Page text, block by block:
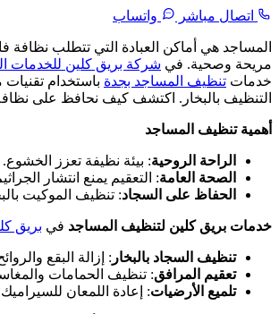
اتصال مباشر واتساب
المساجد هي أماكن العبادة التي تتطلب نظافة
مريحة وصحية. في شركة بريق كلين للخدمات
خدمات تنظيف المساجد بجدة باستخدام
التنظيف بالبخار. اكتشف كيف نحافظ على
أهمية تنظيف المساجد
الراحة الروحية: بيئة نظيفة تعزز الخشوع.
الصحة العامة: التعقيم يمنع انتشار
الحفاظ على السجاد: تنظيف الموكيت
خدمات بريق كلين لتنظيف المساجد في بريق
تنظيف السجاد بالبخار : إزالة البقع
تعقيم المرافق: تنظيف الحمامات
تلميع الأرضيات: إعادة اللمعان